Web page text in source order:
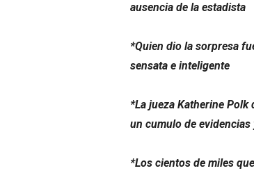
ausencia de la estadista
*Quien dio la sorpresa
sensata e inteligente
*La jueza Katherine
un cumulo de
*Los cientos de miles